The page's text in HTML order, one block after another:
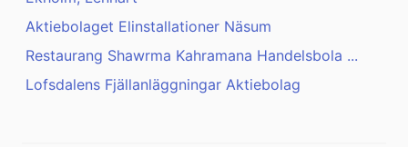
Aktiebolaget Elinstallationer Näsum
Restaurang Shawrma Kahramana Handelsbola ...
Lofsdalens Fjällanläggningar Aktiebolag